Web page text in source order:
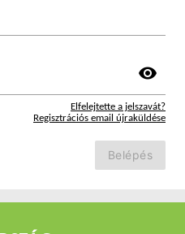
visibility
Elfelejtette a jelszavát?
Regisztrációs email újraküldése
Belépés